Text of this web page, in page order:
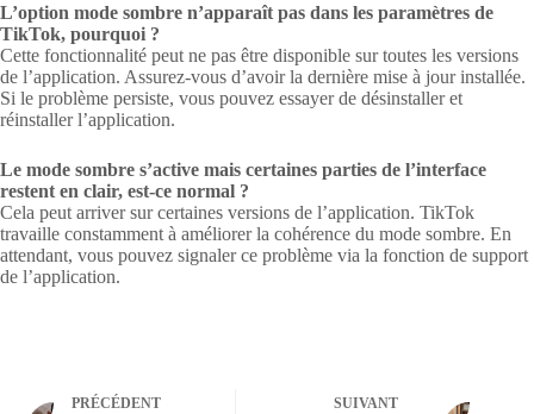
L’option mode sombre n’apparaît pas dans les paramètres de
TikTok, pourquoi ?
Cette fonctionnalité peut ne pas être disponible sur toutes les versions
de l’application. Assurez-vous d’avoir la dernière mise à jour installée.
Si le problème persiste, vous pouvez essayer de désinstaller et
réinstaller l’application.
Le mode sombre s’active mais certaines parties de l’interface
restent en clair, est-ce normal ?
Cela peut arriver sur certaines versions de l’application. TikTok
travaille constamment à améliorer la cohérence du mode sombre. En
attendant, vous pouvez signaler ce problème via la fonction de support
de l’application.
PRÉCÉDENT SUIVANT